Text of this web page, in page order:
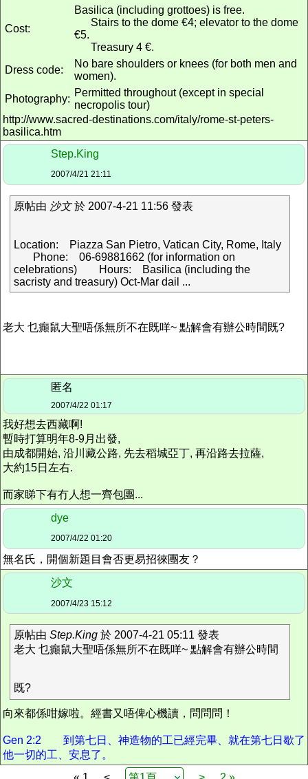
Cost:
Basilica (including grottoes) is free.
Stairs to the dome €4; elevator to the dome
€5.
Treasury 4 €.
Dress code:
No bare shoulders or knees (for both men and
women).
Photography:
Permitted throughout (except in special
necropolis tour)
http://www.sacred-destinations.com/italy/rome-st-peters-
basilica.htm
Step.King
2007/4/21 21:11
原帖由 沙文於 2007-4-21 11:56 發表
Location: Piazza San Pietro, Vatican City, Rome, Italy
Phone: 06-69881662 (for information on
celebrations) Hours: Basilica (including the
sacristy and treasury) Oct-Mar dail ...
老大 乜癲鼠大聖唔係無所不在既咩~ 點解會有辦公時間既?
匿名
2007/4/22 01:17
我好想去西藏啊!
暫時打算明年8-9月出發,
由成都開始, 沿川藏公路, 先去稻城亞丁, 再沿路去拉薩,
大約15日左右.
而家睇下有冇人想一齊包團...
dye
2007/4/22 01:20
無名氏，開個新題目會否更易招徠團友？
沙文
2007/4/23 15:12
原帖由 Step.King 於 2007-4-21 05:11 發表
老大 乜癲鼠大聖唔係無所不在既咩~ 點解會有辦公時間
既?
向來都係咁嫁啦。經書又唔俾心機讀，問問問！
Gen 2:2 到第七日、神造物的工已經完畢、就在第七日歇了
他一切的工、安息了。